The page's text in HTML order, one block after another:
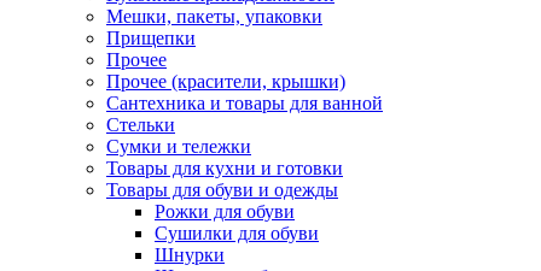
Мешки, пакеты, упаковки
Прищепки
Прочее
Прочее (красители, крышки)
Сантехника и товары для ванной
Стельки
Сумки и тележки
Товары для кухни и готовки
Товары для обуви и одежды
Рожки для обуви
Сушилки для обуви
Шнурки